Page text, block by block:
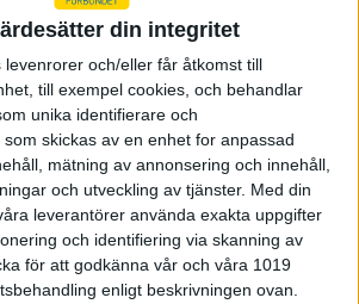
din integritet
och/eller får åtkomst till
till exempel cookies, och behandlar
unika identifierare och
skickas av en enhet for anpassad
mätning av annonsering och innehåll,
och utveckling av tjänster. Med din
leverantörer använda exakta uppgifter
och identifiering via skanning av
för att godkänna vår och våra 1019
enligt beskrivningen ovan.